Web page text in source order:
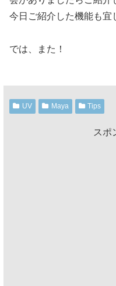
今日ご紹介した機能も宜
では、また！
UV Maya Tips
スポ